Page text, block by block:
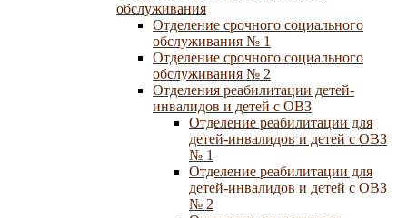
обслуживания
Отделение срочного социального
обслуживания № 1
Отделение срочного социального
обслуживания № 2
Отделения реабилитации детей-
инвалидов и детей с ОВЗ
Отделение реабилитации для
детей-инвалидов и детей с ОВЗ
№ 1
Отделение реабилитации для
детей-инвалидов и детей с ОВЗ
№ 2